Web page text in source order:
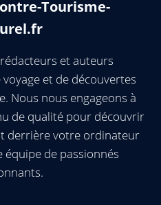
Tourisme-
et auteurs
et de découvertes
Nous nous engageons à
de qualité pour découvrir
derrière votre ordinateur
de passionnés